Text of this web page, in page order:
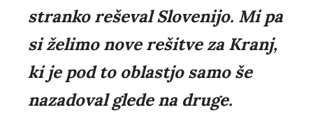
stranko reševal Slovenijo. Mi pa
si želimo nove rešitve za Kranj,
ki je pod to oblastjo samo še
nazadoval glede na druge.